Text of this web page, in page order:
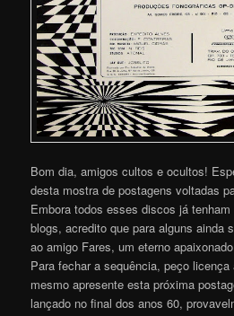
Bom dia, amigos cultos e ocultos!
desta mostra de postagens voltadas
Embora todos esses discos já
blogs, acredito que para alguns ainda
ao amigo Fares, um eterno
Para fechar a sequência, peço
mesmo apresente esta próxima
lançado no final dos anos 60,